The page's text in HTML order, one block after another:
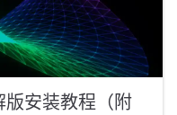
安装教程（附